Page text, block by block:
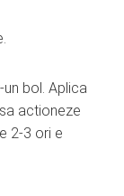
bol. Aplica
actioneze
2-3 ori e